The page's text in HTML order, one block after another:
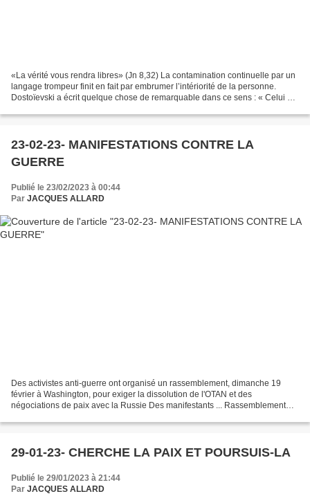
«La vérité vous rendra libres» (Jn 8,32) La contamination continuelle par un
langage trompeur finit en fait par embrumer l’intériorité de la personne.
Dostoïevski a écrit quelque chose de remarquable dans ce sens : « Celui qui
23-02-23- MANIFESTATIONS CONTRE LA
GUERRE
Publié le 23/02/2023 à 00:44
Par JACQUES ALLARD
Des activistes anti-guerre ont organisé un rassemblement, dimanche 19
février à Washington, pour exiger la dissolution de l'OTAN et des
négociations de paix avec la Russie Des manifestants ... Rassemblement
29-01-23- CHERCHE LA PAIX ET POURSUIS-LA
Publié le 29/01/2023 à 21:44
Par JACQUES ALLARD